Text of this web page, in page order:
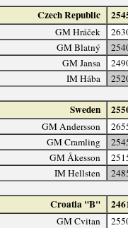
Czech Republic
GM Hráček
GM Blatný
GM Jansa
IM Hába
Sweden
GM Andersson
GM Cramling
GM Åkesson
IM Hellsten
Croatia "B"
GM Cvitan